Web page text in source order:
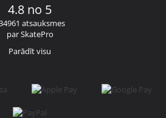
4.8 no 5
atsauksmes
par SkatePro
Parādīt visu